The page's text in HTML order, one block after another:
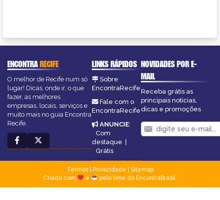
ENCONTRARECIFE
O melhor de Recife num só
lugar! Dicas, onde ir, o que
fazer, as melhores
empresas, locais, serviços e
muito mais no guia Encontra
Recife.
LINKS RÁPIDOS
Sobre
EncontraRecife
Fale com o
EncontraRecife
ANUNCIE:
Com
destaque |
Grátis
NOVIDADES POR E-
MAIL
Receba grátis as
principais notícias,
dicas e promoções
Termos| Privacidade
Sitemap
Criado com
e pelo time do EncontraBrasil